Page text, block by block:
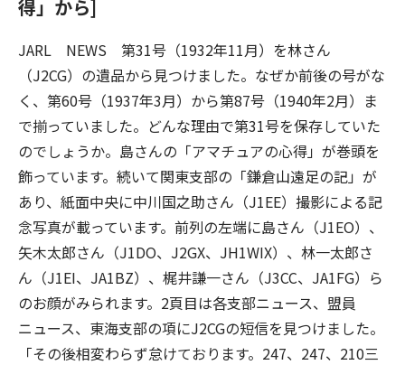
得」から]
JARL NEWS 第31号（1932年11月）を林さん
（J2CG）の遺品から見つけました。なぜか前後の号がな
く、第60号（1937年3月）から第87号（1940年2月）ま
で揃っていました。どんな理由で第31号を保存していた
のでしょうか。島さんの「アマチュアの心得」が巻頭を
飾っています。続いて関東支部の「鎌倉山遠足の記」が
あり、紙面中央に中川国之助さん（J1EE）撮影による記
念写真が載っています。前列の左端に島さん（J1EO）、
矢木太郎さん（J1DO、J2GX、JH1WIX）、林一太郎さ
ん（J1EI、JA1BZ）、梶井謙一さん（J3CC、JA1FG）ら
のお顔がみられます。2頁目は各支部ニュース、盟員
ニュース、東海支部の項にJ2CGの短信を見つけました。
「その後相変わらず怠けております。247、247、210三